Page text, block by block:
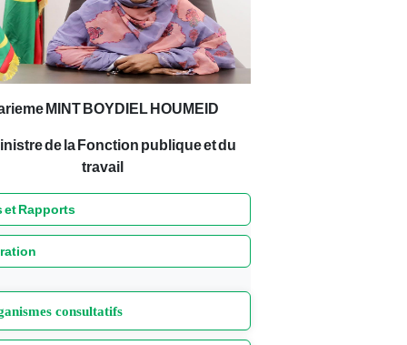
MINT BOYDIEL HOUMEID
de la Fonction publique et du
travail
et Rapports
consultatifs